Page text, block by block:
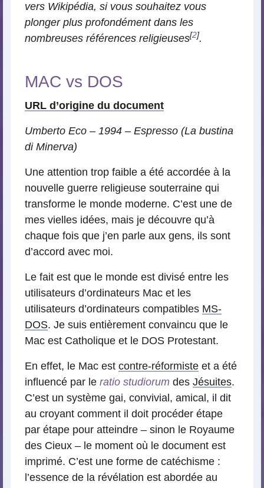
vers Wikipédia, si vous souhaitez vous
plonger plus profondément dans les
nombreuses références religieuses[2].
MAC vs DOS
URL d’origine du document
Umberto Eco – 1994 – Espresso (La bustina
di Minerva)
Une attention trop faible a été accordée à la
nouvelle guerre religieuse souterraine qui
transforme le monde moderne. C’est une de
mes vielles idées, mais je découvre qu’à
chaque fois que j’en parle aux gens, ils sont
d’accord avec moi.
Le fait est que le monde est divisé entre les
utilisateurs d’ordinateurs Mac et les
utilisateurs d’ordinateurs compatibles MS-
DOS. Je suis entièrement convaincu que le
Mac est Catholique et le DOS Protestant.
En effet, le Mac est contre-réformiste et a été
influencé par le ratio studiorum des Jésuites.
C’est un système gai, convivial, amical, il dit
au croyant comment il doit procéder étape
par étape pour atteindre – sinon le Royaume
des Cieux – le moment où le document est
imprimé. C’est une forme de catéchisme :
l’essence de la révélation est abordée au